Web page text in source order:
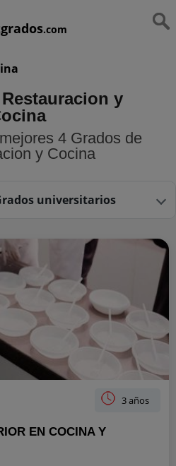
.com
y
4 Grados de
y Cocina
universitarios
3 años
EN COCINA Y